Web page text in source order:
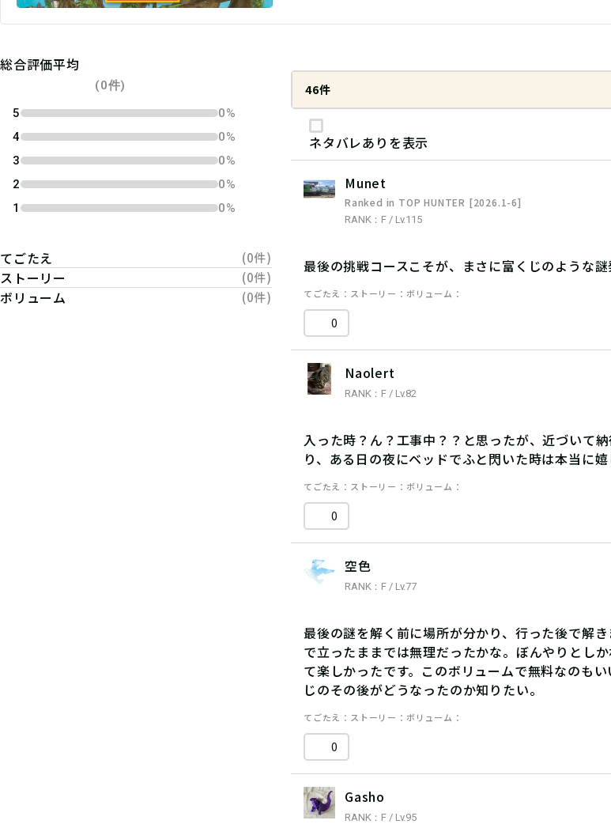
総合評価平均
(0件)
5
0%
4
0%
3
0%
2
0%
1
0%
てごたえ (0件)
ストーリー (0件)
ボリューム (0件)
46件
ネタバレありを表示
Munet
Ranked in TOP HUNTER [2026.1-6]
RANK：F / Lv.115
最後の挑戦コースこそが、まさに富くじのような謎
てごたえ ストーリー ボリューム
0
Naolert
RANK：F / Lv.82
入った時？ん？工事中？？と思ったが、近づいて
り、ある日の夜にベッドでふと閃いた時は本当に
てごたえ ストーリー ボリューム
0
空色
RANK：F / Lv.77
最後の謎を解く前に場所が分かり、行った後で解
で立ったままでは無理だったかな。ぼんやりとし
て楽しかったです。このボリュームで無料なのも
じのその後がどうなったのか知りたい。
てごたえ ストーリー ボリューム
0
Gasho
RANK：F / Lv.95